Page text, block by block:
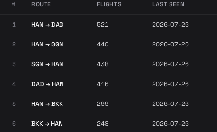
# ROUTE FLIGHTS LAST SEEN
1 HAN → DAD 521 2026-07-26
2 HAN → SGN 440 2026-07-26
3 SGN → HAN 438 2026-07-26
4 DAD → HAN 416 2026-07-26
5 HAN → BKK 299 2026-07-26
6 BKK → HAN 248 2026-07-26